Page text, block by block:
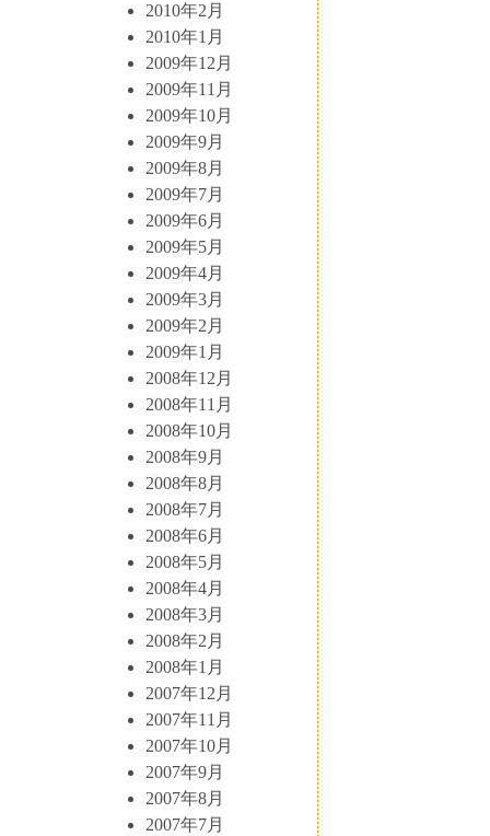
2010年2月
2010年1月
2009年12月
2009年11月
2009年10月
2009年9月
2009年8月
2009年7月
2009年6月
2009年5月
2009年4月
2009年3月
2009年2月
2009年1月
2008年12月
2008年11月
2008年10月
2008年9月
2008年8月
2008年7月
2008年6月
2008年5月
2008年4月
2008年3月
2008年2月
2008年1月
2007年12月
2007年11月
2007年10月
2007年9月
2007年8月
2007年7月